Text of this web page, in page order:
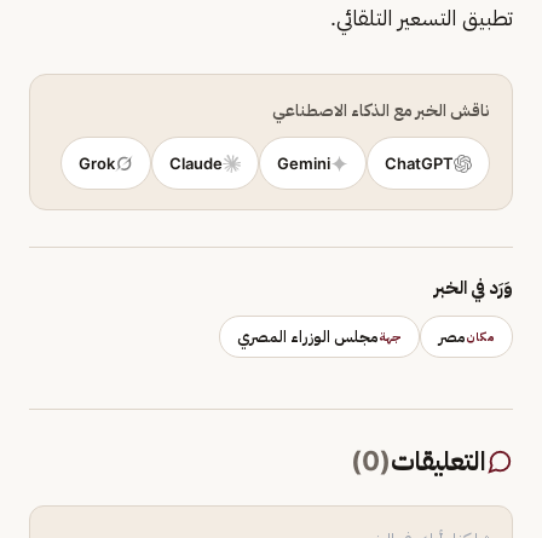
تطبيق التسعير التلقائي.
ناقش الخبر مع الذكاء الاصطناعي
ChatGPT
Gemini
Claude
Grok
وَرَد في الخبر
مكانمصر جهةمجلس الوزراء المصري
التعليقات(
0
)